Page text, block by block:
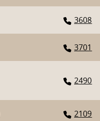
3608
3701
2490
2109